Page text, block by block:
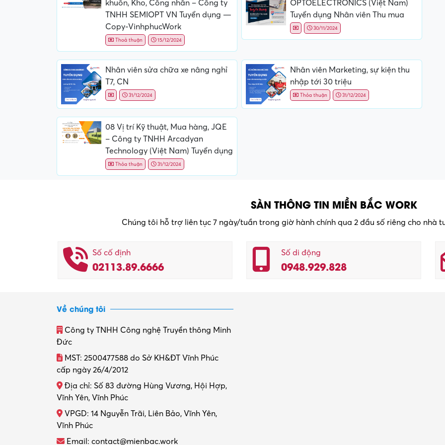
khuôn, Kho, Công nhân – Công ty
TNHH SEMIOPT VN Tuyển dụng —
Copy-VinhphucWork
Thoả thuận 15/12/2024
OPTOELECTRONICS (Việt Nam)
Tuyển dụng Nhân viên Thu mua
30/11/2024
Nhân viên sửa chữa xe nâng nghỉ
T7, CN
31/12/2024
Nhân viên Marketing, sự kiện thu
nhập tới 30 triệu
Thỏa thuận 31/12/2024
08 Vị trí Kỹ thuật, Mua hàng, JQE
– Công ty TNHH Arcadyan
Technology (Việt Nam) Tuyển dụng
Thỏa thuận 31/12/2024
SÀN THÔNG TIN MIỀN BẮC WORK
Chúng tôi hỗ trợ liên tục 7 ngày/tuần trong giờ hành chính qua 2 đầu số riêng cho nhà
Số cố định
02113.89.6666
Số di động
0948.929.828
Về chúng tôi
Công ty TNHH Công nghệ Truyền thông Minh
Đức
MST: 2500477588 do Sở KH&ĐT Vĩnh Phúc
cấp ngày 26/4/2012
Địa chỉ: Số 83 đường Hùng Vương, Hội Hợp,
Vĩnh Yên, Vĩnh Phúc
VPGD: 14 Nguyễn Trãi, Liên Bảo, Vĩnh Yên,
Vĩnh Phúc
Email: contact@mienbac.work